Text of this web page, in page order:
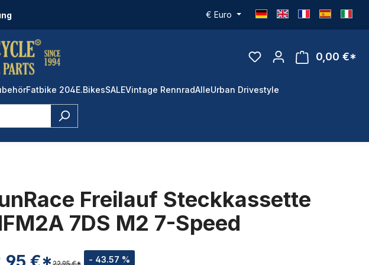
€ Euro
0,00 €*
Fatbike 204E.BikesSALEVintage RennradAlleUrban Drivestyle
Freilauf Steckkassette
7DS M2 7-Speed
- 43.57 %